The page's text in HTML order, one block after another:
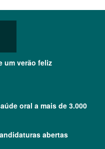
um verão feliz
oral a mais de 3.000
abertas